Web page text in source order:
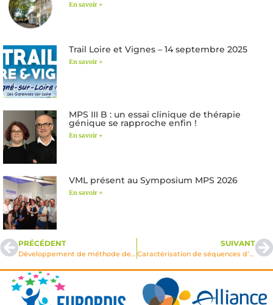
En savoir +
Trail Loire et Vignes – 14 septembre 2025
En savoir +
MPS III B : un essai clinique de thérapie
génique se rapproche enfin !
En savoir +
VML présent au Symposium MPS 2026
En savoir +
PRÉCÉDENT
Développement de méthode de transfert de gène dans le modèle murin de la maladie de Sandhoff par l’utilisation de vecteurs lentiviraux bicistroniques
SUIVANT
Caractérisation de séquences d’ADN provenant de plasmide non viral et inclues dans des productions de particules rétrovirales AAV utilisant différentes procédures de fabrication